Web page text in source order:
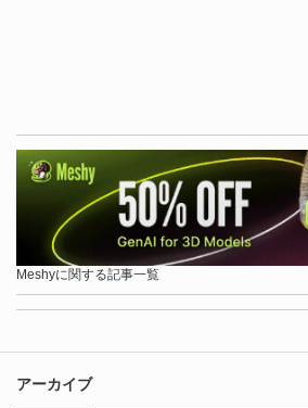
Meshyに関する記事一覧
アーカイブ